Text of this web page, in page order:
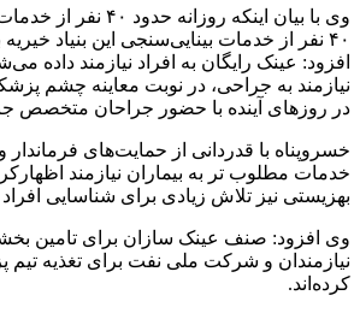
وی با بیان اینکه روزانه حدود ۴۰
نفر از خدمات بینایی‌سنجی این بنیاد خیریه
عینک رایگان به افراد نیازمند داده می‌شود
به جراحی، در نوبت معاینه چشم پزشکی
آینده با حضور جراحان متخصص
با قدردانی از حمایت‌های فرماندار و
مطلوب تر به بیماران نیازمند اظهارکرد:
نیز تلاش زیادی برای شناسایی افراد
صنف عینک سازان برای تامین بخشی
و شرکت ملی نفت برای تغذیه تیم